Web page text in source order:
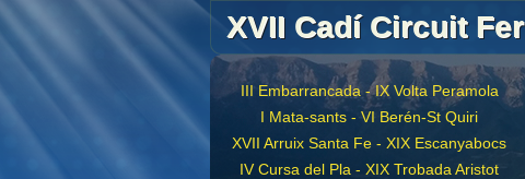
XVII Cadí Circuit Fer
III Embarrancada - IX Volta Peramola
I Mata-sants - VI Berén-St Quiri
XVII Arruix Santa Fe - XIX Escanyabocs
IV Cursa del Pla - XIX Trobada Aristot